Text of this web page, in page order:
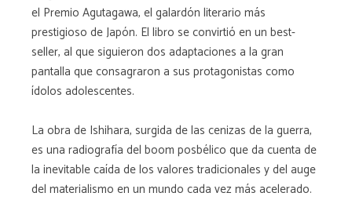
el Premio Agutagawa, el galardón literario más
prestigioso de Japón. El libro se convirtió en un best-
seller, al que siguieron dos adaptaciones a la gran
pantalla que consagraron a sus protagonistas como
ídolos adolescentes.
La obra de Ishihara, surgida de las cenizas de la guerra,
es una radiografía del boom posbélico que da cuenta de
la inevitable caída de los valores tradicionales y del auge
del materialismo en un mundo cada vez más acelerado.